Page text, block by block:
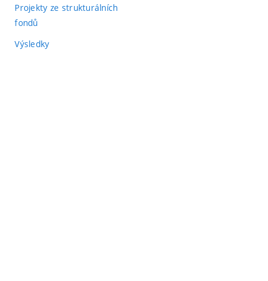
Projekty ze strukturálních
fondů
Výsledky